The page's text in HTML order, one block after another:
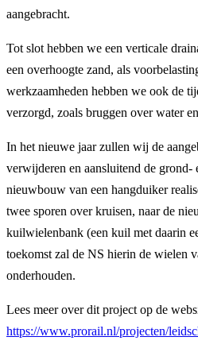
aangebracht.
Tot slot hebben we een verticale
een overhoogte zand, als
werkzaamheden hebben we ook de
verzorgd, zoals bruggen over water
In het nieuwe jaar zullen wij de
verwijderen en aansluitend de grond-
nieuwbouw van een hangduiker
twee sporen over kruisen, naar de
kuilwielenbank (een kuil met daarin
toekomst zal de NS hierin de wielen
onderhouden.
Lees meer over dit project op de
https://www.prorail.nl/projecten/